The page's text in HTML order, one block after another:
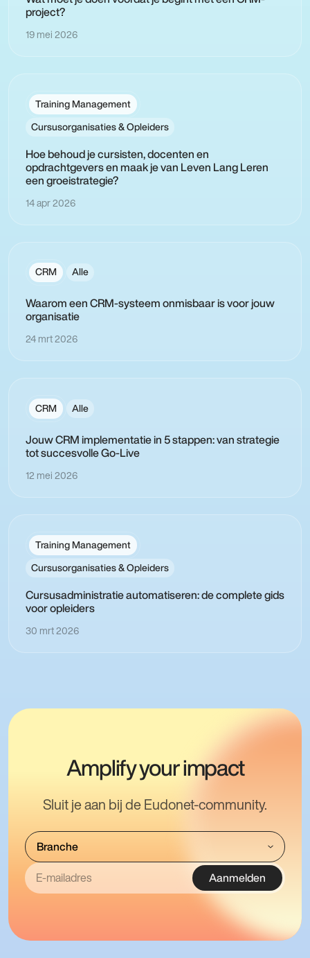
project?
19 mei 2026
Training Management
Cursusorganisaties & Opleiders
Hoe behoud je cursisten, docenten en
opdrachtgevers en maak je van Leven Lang Leren
een groeistrategie?
14 apr 2026
CRM Alle
Waarom een CRM-systeem onmisbaar is voor jouw
organisatie
24 mrt 2026
CRM Alle
Jouw CRM implementatie in 5 stappen: van strategie
tot succesvolle Go-Live
12 mei 2026
Training Management
Cursusorganisaties & Opleiders
Cursusadministratie automatiseren: de complete gids
voor opleiders
30 mrt 2026
Amplify your impact
Sluit je aan bij de Eudonet-community.
Aanmelden